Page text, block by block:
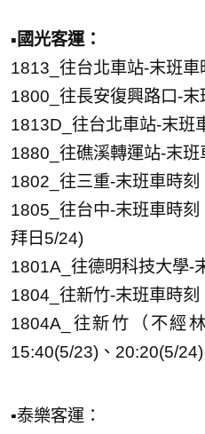
▪️國光客運：
1813_往台北車站-末班車
1800_往長安復興路口-
1813D_往台北車站-末班
1880_往礁溪轉運站-末
1802_往三重-末班車時刻
1805_往台中-末班車時
拜日5/24)
1801A_往德明科技大學-
1804_往新竹-末班車時刻
1804A_往新竹（不經
15:40(5/23)、20:20(5/24)
▪️泰樂客運：